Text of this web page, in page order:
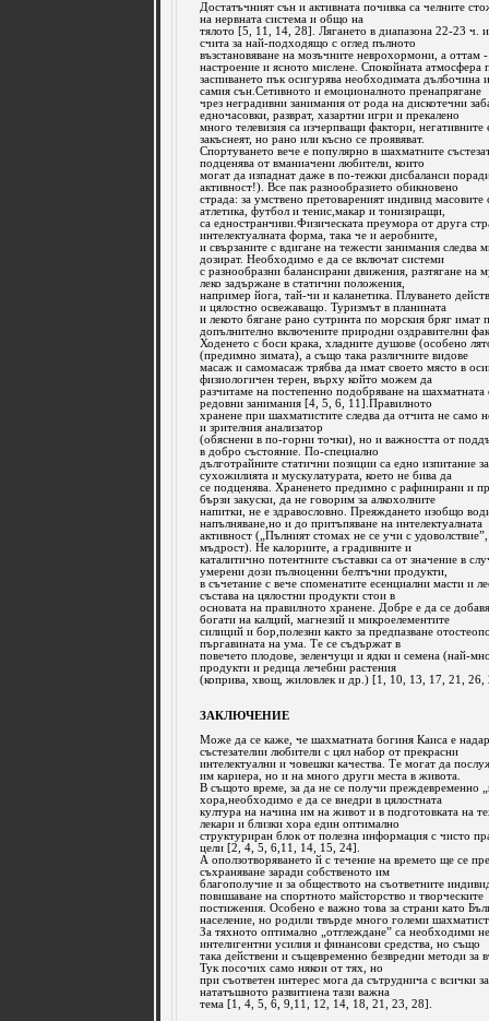
Достатъчният сън и активната почивка са челните
на нервната система и общо на
тялото [5, 11, 14, 28]. Лягането в диапазона 22-23 ч. и
счита за най-подходящо с оглед пълното
възстановяване на мозъчните неврохормони, а оттам
настроение и ясното мислене. Спокойната атмосфера
заспиването пък осигурява необходимата дълбочина
самия сън.Сетивното и емоционалното пренапрягане
чрез неградивни занимания от рода на дискотечни
едночасовки, разврат, хазартни игри и прекалено
много телевизия са изчерпващи фактори, негативните
закъснеят, но рано или късно се проявяват.
Спортуването вече е популярно в шахматните
подценява от вманиачени любители, които
могат да изпаднат даже в по-тежки дисбаланси
активност!). Все пак разнообразието обикновено
страда: за умствено претовареният индивид масовите
атлетика, футбол и тенис,макар и тонизиращи,
са едностранчиви.Физическата преумора от друга
интелектуалната форма, така че и аеробните,
и свързаните с вдигане на тежести занимания следва
дозират. Необходимо е да се включат системи
с разнообразни балансирани движения, разтягане на
леко задържане в статични положения,
например йога, тай-чи и каланетика. Плуването
и цялостно освежаващо. Туризмът в планината
и лекото бягане рано сутринта по морския бряг имат
допълнително включените природни оздравителни
Ходенето с боси крака, хладните душове (особено
(предимно зимата), а също така различните видове
масаж и самомасаж трябва да имат своето място в
физиологичен терен, върху който можем да
разчитаме на постепенно подобряване на шахматната
редовни занимания [4, 5, 6, 11].Правилното
хранене при шахматистите следва да отчита не само
и зрителния анализатор
(обяснени в по-горни точки), но и важността от
в добро състояние. По-специално
дълготрайните статични позиции са едно изпитание
сухожилията и мускулатурата, което не бива да
се подценява. Храненето предимно с рафинирани и
бързи закуски, да не говорим за алкохолните
напитки, не е здравословно. Преяждането изобщо
напълняване,но и до притъпяване на интелектуалната
активност („Пълният стомах не се учи с
мъдрост). Не калориите, а градивните и
каталитично потентните съставки са от значение в
умерени дози пълноценни белтъчни продукти,
в съчетание с вече споменатите есенциални масти и
състава на цялостни продукти стои в
основата на правилното хранене. Добре е да се
богати на калций, магнезий и микроелементите
силиций и бор,полезни както за предпазване
пъргавината на ума. Те се съдържат в
повечето плодове, зеленчуци и ядки и семена (най-
продукти и редица лечебни растения
(коприва, хвощ, жиловлек и др.) [1, 10, 13, 17, 21, 26,
ЗАКЛЮЧЕНИЕ
Може да се каже, че шахматната богиня Каиса е
състезателии любители с цял набор от прекрасни
интелектуални и човешки качества. Те могат да
им кариера, но и на много други места в живота.
В същото време, за да не се получи преждевременно
хора,необходимо е да се внедри в цялостната
култура на начина им на живот и в подготовката на
лекари и близки хора един оптимално
структуриран блок от полезна информация с чисто
цели [2, 4, 5, 6,11, 14, 15, 24].
А оползотворяването й с течение на времето ще се
съхраняване заради собственото им
благополучие и за обществото на съответните
повишаване на спортното майсторство и творческите
постижения. Особено е важно това за страни като
население, но родили твърде много големи
За тяхното оптимално „отглеждане” са необходими
интелигентни усилия и финансови средства, но също
така действени и същевременно безвредни методи за
Тук посочих само някои от тях, но
при съответен интерес мога да сътруднича с всички
нататъшното развитиена тази важна
тема [1, 4, 5, 6, 9,11, 12, 14, 18, 21, 23, 28].